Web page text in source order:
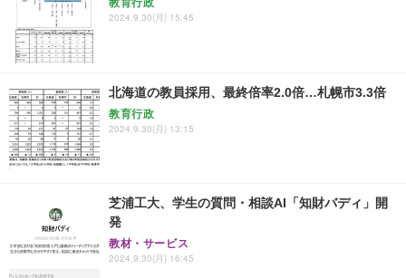
教育行政
2024.9.30(月) 15:45
北海道の教員採用、最終倍率2.0倍…札幌市3.3倍
教育行政
2024.9.30(月) 13:15
芝浦工大、学生の質問・相談AI「知財バディ」開
発
教材・サービス
2024.9.30(月) 16:45